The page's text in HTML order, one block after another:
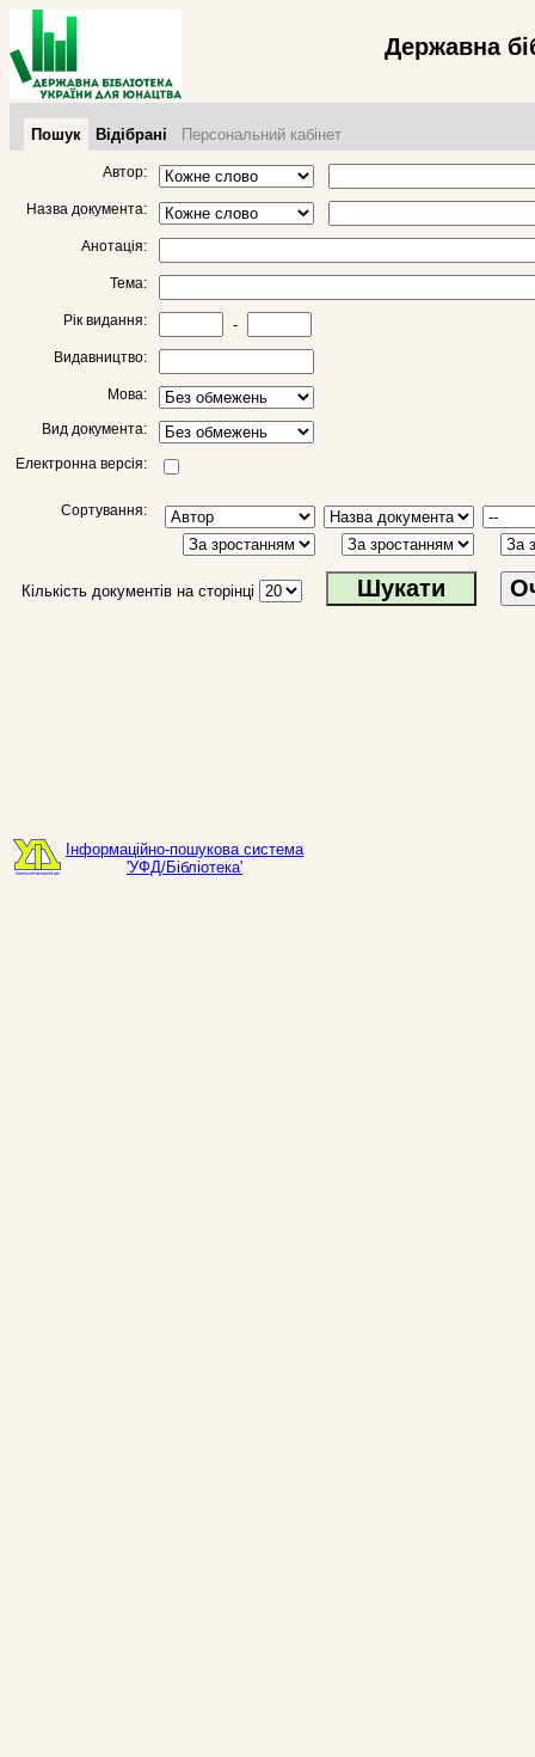
Державна
Пошук Відібрані Персональний кабінет
Автор:
Назва документа:
Анотація:
Тема:
Рік видання: -
Видавництво:
Мова:
Вид документа:
Електронна версія:
Сортування:
Кількість документів на сторінці
Інформаційно-пошукова система
'УФД/Бібліотека'